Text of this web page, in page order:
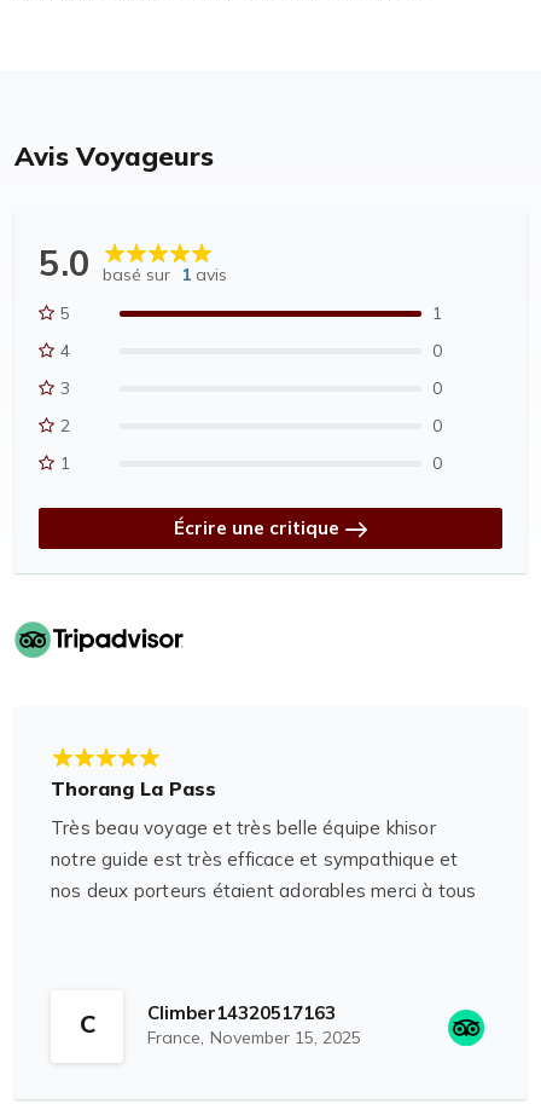
Avis Voyageurs
5.0 basé sur 1 avis
5
1
4
0
3
0
2
0
1
0
Écrire une critique
Thorang La Pass
Très beau voyage et très belle équipe khisor
notre guide est très efficace et sympathique et
nos deux porteurs étaient adorables merci à tous
C Climber14320517163
France, November 15, 2025